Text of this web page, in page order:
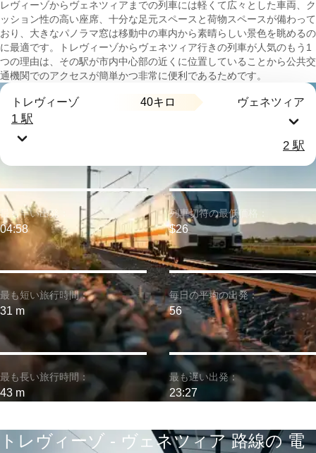
レヴィーゾからヴェネツィアまでの列車には軽くて広々とした車両、ク
ッション性の高い座席、十分な足元スペースと荷物スペースが備わって
おり、大きなパノラマ窓は移動中の車内から素晴らしい景色を眺めるの
に最適です。トレヴィーゾからヴェネツィア行きの列車が人気のもう1
つの理由は、その駅が市内中心部の近くに位置していることから公共交
通機関でのアクセスが簡単かつ非常に便利であるためです。
トレヴィーゾ 40キロ ヴェネツィア
1 駅
2 駅
最も短い旅行時間：
31 m
最も早い出発：
04:58
最も長い旅行時間：
43 m
列車切符の最低価格：
$26
毎日の平均の出発：
56
最も遅い出発：
23:27
トレヴィーゾ - ヴェネツィア 路線の 電